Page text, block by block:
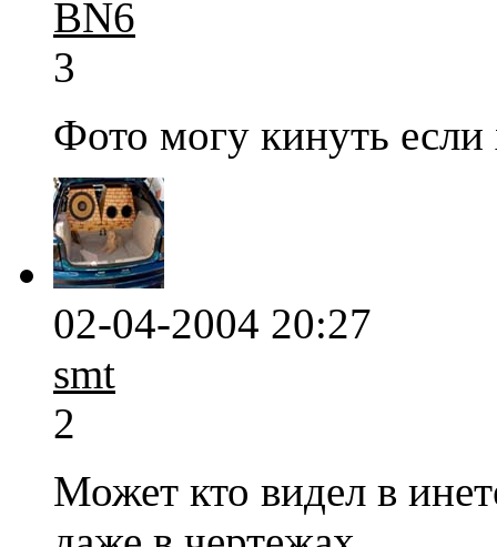
BN6
3
Фото могу кинуть если
02-04-2004 20:27
smt
2
Может кто видел в